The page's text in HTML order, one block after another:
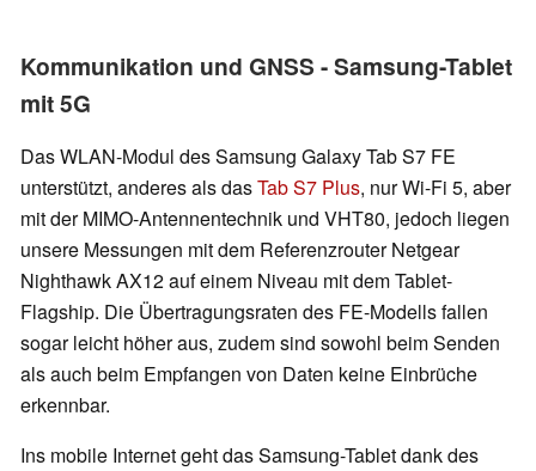
Kommunikation und GNSS - Samsung-Tablet
mit 5G
Das WLAN-Modul des Samsung Galaxy Tab S7 FE
unterstützt, anderes als dasTab S7 Plus, nur Wi-Fi 5, aber
mit der MIMO-Antennentechnik und VHT80, jedoch liegen
unsere Messungen mit dem Referenzrouter Netgear
Nighthawk AX12 auf einem Niveau mit dem Tablet-
Flagship. Die Übertragungsraten des FE-Modells fallen
sogar leicht höher aus, zudem sind sowohl beim Senden
als auch beim Empfangen von Daten keine Einbrüche
erkennbar.
Ins mobile Internet geht das Samsung-Tablet dank des